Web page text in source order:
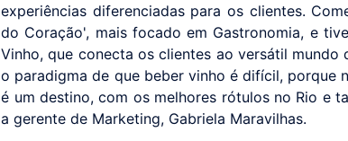
experiências diferenciadas para os clientes.
do Coração', mais focado em Gastronomia, e
Vinho, que conecta os clientes ao versátil mundo
o paradigma de que beber vinho é difícil, porque
é um destino, com os melhores rótulos no Rio e
a gerente de Marketing, Gabriela Maravilhas.